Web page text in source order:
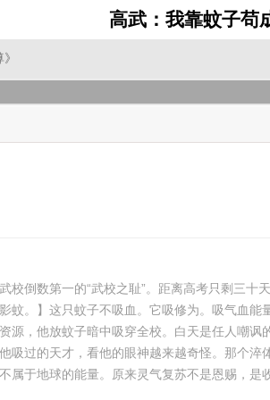
高武：我靠蚊子苟
校倒数第一的“武校之耻”。距离高考只剩三
。】这只蚊子不吸血。它吸修为。吸气血
，他放蚊子暗中吸穿全校。白天是任人嘲
过的天才，看他的眼神越来越奇怪。那个
属于地球的能量。原来灵气复苏不是恩赐，